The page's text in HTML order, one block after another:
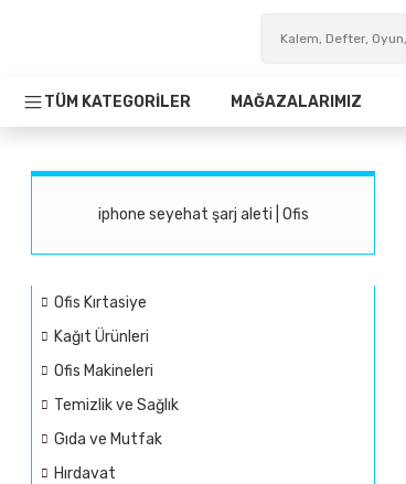
TÜM KATEGORİLER MAĞAZALARIMIZ
iphone seyehat şarj aleti | Ofis
Ofis Kırtasiye
Kağıt Ürünleri
Ofis Makineleri
Temizlik ve Sağlık
Gıda ve Mutfak
Hırdavat